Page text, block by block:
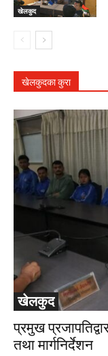
खेलकुद
खेलकुदका कुरा
खेलकुद
प्रमुख
तथा मार्गनिर्देशन